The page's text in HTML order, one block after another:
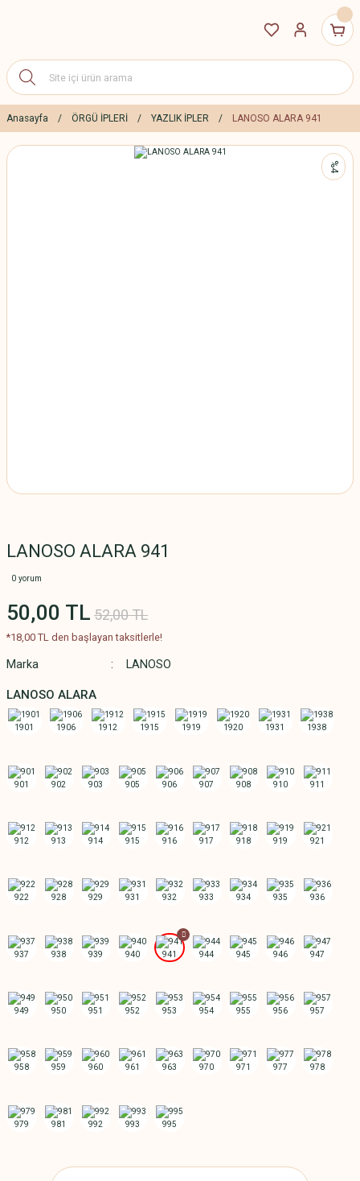
Anasayfa ÖRGÜ İPLERİ YAZLIK İPLER LANOSO ALARA 941
%4
LANOSO ALARA 941
0 yorum
50,00 TL 52,00 TL
*18,00 TL den başlayan taksitlerle!
Marka LANOSO
LANOSO ALARA